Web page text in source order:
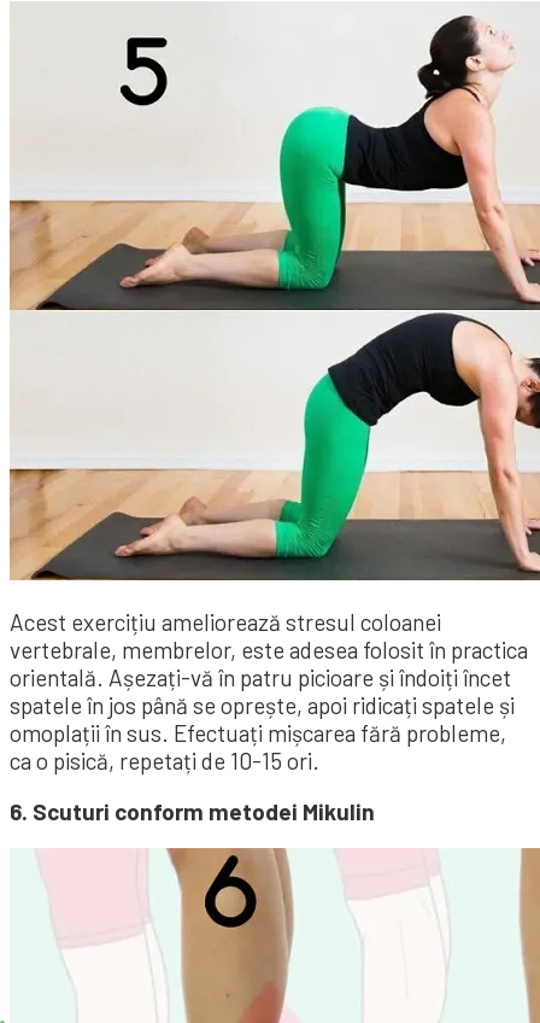
Acest exercițiu ameliorează stresul coloanei
vertebrale, membrelor, este adesea folosit în practica
orientală. Așezați-vă în patru picioare și îndoiți încet
spatele în jos până se oprește, apoi ridicați spatele și
omoplații în sus. Efectuați mișcarea fără probleme,
ca o pisică, repetați de 10-15 ori.
6. Scuturi conform metodei Mikulin